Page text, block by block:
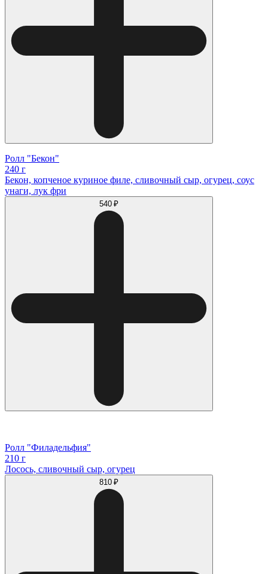
Ролл "Бекон"
240 г
Бекон, копченое куриное филе, сливочный сыр, огурец, соус
унаги, лук фри
540 ₽
Ролл "Филадельфия"
210 г
Лосось, сливочный сыр, огурец
810 ₽